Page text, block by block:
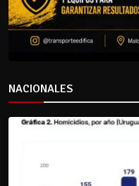
NACIONALES